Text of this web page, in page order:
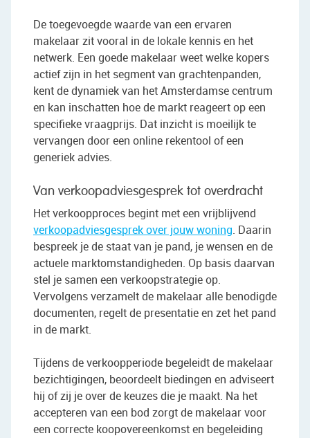
De toegevoegde waarde van een ervaren
makelaar zit vooral in de lokale kennis en het
netwerk. Een goede makelaar weet welke kopers
actief zijn in het segment van grachtenpanden,
kent de dynamiek van het Amsterdamse centrum
en kan inschatten hoe de markt reageert op een
specifieke vraagprijs. Dat inzicht is moeilijk te
vervangen door een online rekentool of een
generiek advies.
Van verkoopadviesgesprek tot overdracht
Het verkoopproces begint met een vrijblijvend
verkoopadviesgesprek over jouw woning. Daarin
bespreek je de staat van je pand, je wensen en de
actuele marktomstandigheden. Op basis daarvan
stel je samen een verkoopstrategie op.
Vervolgens verzamelt de makelaar alle benodigde
documenten, regelt de presentatie en zet het pand
in de markt.
Tijdens de verkoopperiode begeleidt de makelaar
bezichtigingen, beoordeelt biedingen en adviseert
hij of zij je over de keuzes die je maakt. Na het
accepteren van een bod zorgt de makelaar voor
een correcte koopovereenkomst en begeleiding